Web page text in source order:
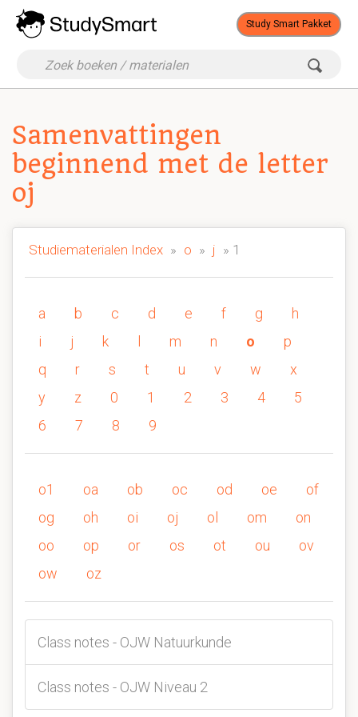
Study Smart Pakket
Samenvattingen
beginnend met de letter
oj
Studiematerialen Index » o » j » 1
a b c d e f g
h
i
j k m n o
p
q
r s t u v w
x
y
z 0 1 2 3 4
5
6
7 8 9
o1 oa ob oc od oe
of
og
oh oi oj ol om
on
oo
op or os ot ou
ov
ow
oz
Class notes - OJW Natuurkunde
Class notes - OJW Niveau 2